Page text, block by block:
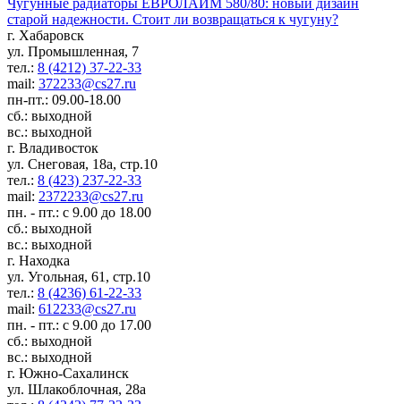
старой надежности. Стоит ли возвращаться к чугуну?
г. Хабаровск
ул. Промышленная, 7
тел.: 8 (4212) 37-22-33
mail: 372233@cs27.ru
пн-пт.: 09.00-18.00
сб.: выходной
вс.: выходной
г. Владивосток
ул. Снеговая, 18а, стр.10
тел.: 8 (423) 237-22-33
mail: 2372233@cs27.ru
пн. - пт.: с 9.00 до 18.00
сб.: выходной
вс.: выходной
г. Находка
ул. Угольная, 61, стр.10
тел.: 8 (4236) 61-22-33
mail: 612233@cs27.ru
пн. - пт.: с 9.00 до 17.00
сб.: выходной
вс.: выходной
г. Южно-Сахалинск
ул. Шлакоблочная, 28а